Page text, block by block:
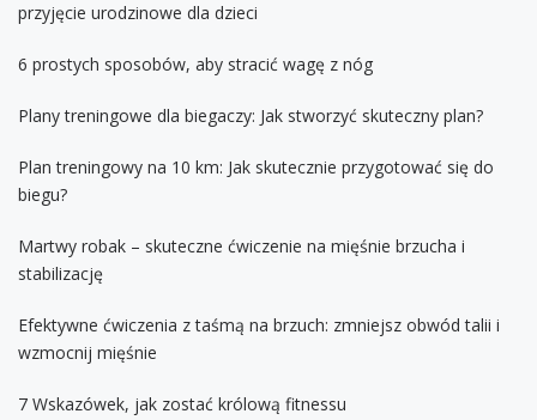
przyjęcie urodzinowe dla dzieci
6 prostych sposobów, aby stracić wagę z nóg
Plany treningowe dla biegaczy: Jak stworzyć skuteczny plan?
Plan treningowy na 10 km: Jak skutecznie przygotować się do
biegu?
Martwy robak – skuteczne ćwiczenie na mięśnie brzucha i
stabilizację
Efektywne ćwiczenia z taśmą na brzuch: zmniejsz obwód talii i
wzmocnij mięśnie
7 Wskazówek, jak zostać królową fitnessu